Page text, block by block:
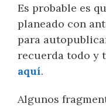
Es probable es
planeado con
para
recuerda todo y
aquí.
Algunos